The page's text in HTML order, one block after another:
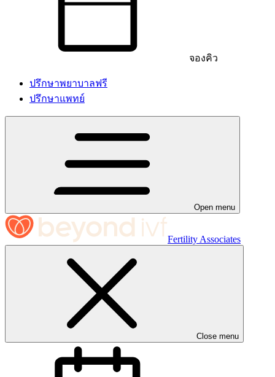
จองคิว
ปรึกษาพยาบาลฟรี
ปรึกษาแพทย์
Open menu
Fertility Associates
Close menu